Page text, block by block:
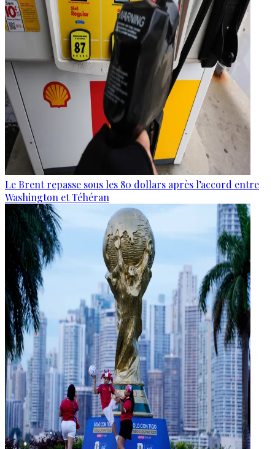
Le Brent repasse sous les 80 dollars après l’accord entre
Washington et Téhéran